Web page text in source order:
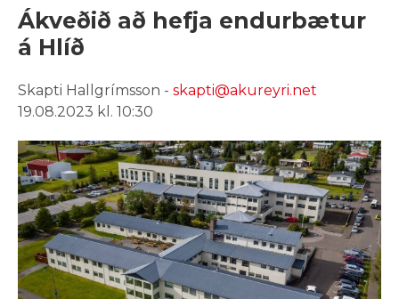
Ákveðið að hefja endurbætur
á Hlíð
Skapti Hallgrímsson - skapti@akureyri.net
19.08.2023 kl. 10:30